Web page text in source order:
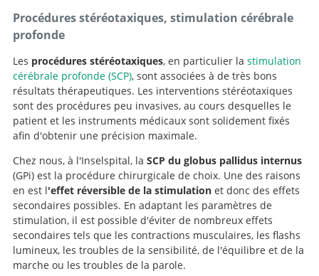
Procédures stéréotaxiques, stimulation cérébrale
profonde
Les procédures stéréotaxiques, en particulier la stimulation
cérébrale profonde (SCP), sont associées à de très bons
résultats thérapeutiques. Les interventions stéréotaxiques
sont des procédures peu invasives, au cours desquelles le
patient et les instruments médicaux sont solidement fixés
afin d'obtenir une précision maximale.
Chez nous, à l'Inselspital, la SCP du globus pallidus internus
(GPi) est la procédure chirurgicale de choix. Une des raisons
en est l'effet réversible de la stimulationet donc des effets
secondaires possibles. En adaptant les paramètres de
stimulation, il est possible d'éviter de nombreux effets
secondaires tels que les contractions musculaires, les flashs
lumineux, les troubles de la sensibilité, de l'équilibre et de la
marche ou les troubles de la parole.
Recherche